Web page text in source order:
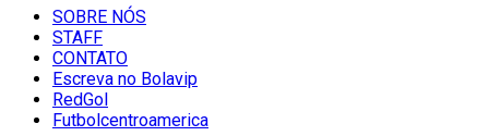
SOBRE NÓS
STAFF
CONTATO
Escreva no Bolavip
RedGol
Futbolcentroamerica